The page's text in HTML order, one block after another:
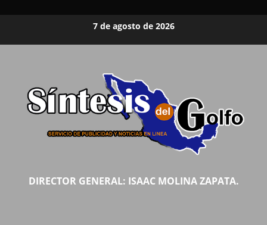
7 de agosto de 2026
DIRECTOR GENERAL: ISAAC MOLINA ZAPATA.